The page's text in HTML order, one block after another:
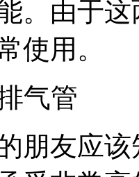
。由于
使用。
气管
友应该